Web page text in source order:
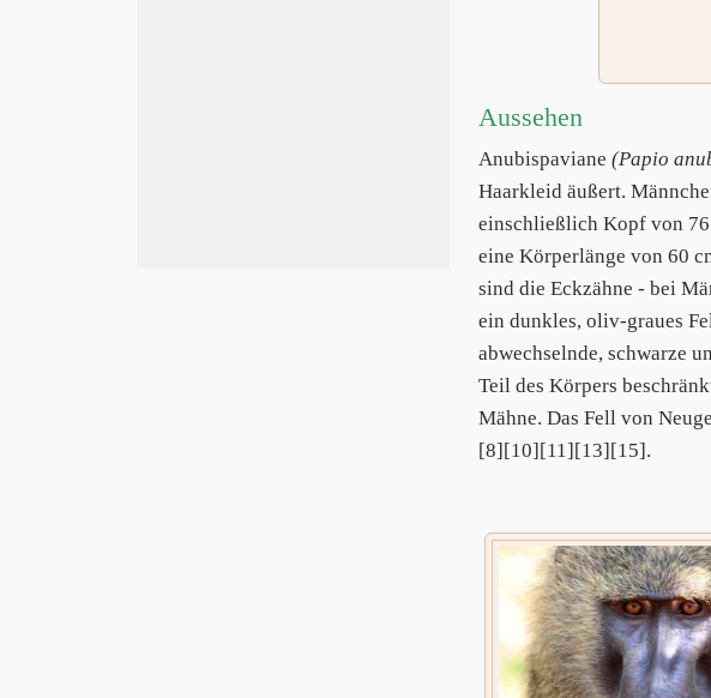
Aussehen
Anubispaviane (Papio
Haarkleid äußert.
einschließlich Kopf von
eine Körperlänge von 60
sind die Eckzähne - bei
ein dunkles, oliv-graues
abwechselnde, schwarze
Teil des Körpers
Mähne. Das Fell von
[8][10][11][13][15].